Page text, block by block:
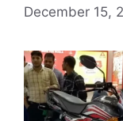
December 15,